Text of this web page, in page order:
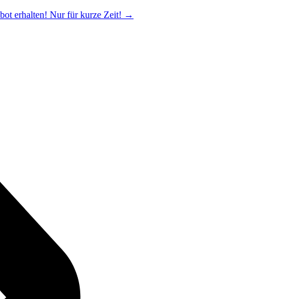
erhalten! Nur für kurze Zeit! →